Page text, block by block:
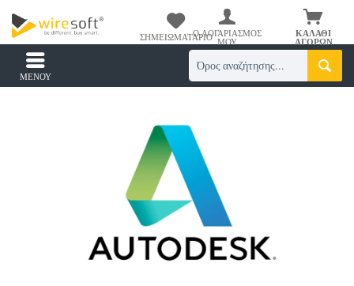
ΚΑΛΆΘΙ
ΑΓΟΡΏΝ
ΣΗΜΕΙΩΜΑΤΆΡΙΟΟ ΛΟΓΑΡΙΑΣΜΌΣ
ΜΟΥ
ΜΕΝΟΎ